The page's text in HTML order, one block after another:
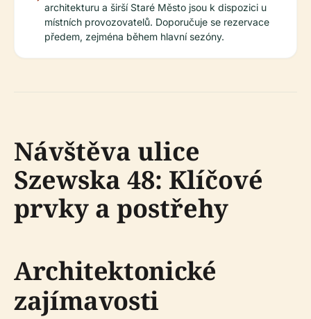
architekturu a širší Staré Město jsou k dispozici u
místních provozovatelů. Doporučuje se rezervace
předem, zejména během hlavní sezóny.
Návštěva ulice
Szewska 48: Klíčové
prvky a postřehy
Architektonické
zajímavosti